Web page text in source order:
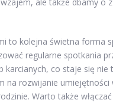
to kolejna świetna forma
regularne spotkania
karcianych, co staje się nie
na rozwijanie umiejętności
Warto także